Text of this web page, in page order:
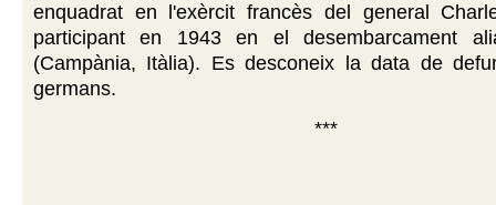
enquadrat en l'exèrcit francès del general
participant en 1943 en el desembarcament
(Campània, Itàlia). Es desconeix la data de
germans.
***